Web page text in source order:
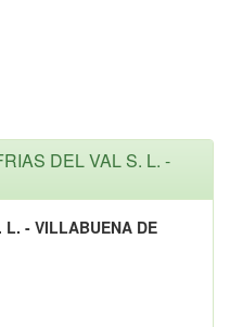
DEL VAL S. L. -
L. - VILLABUENA DE